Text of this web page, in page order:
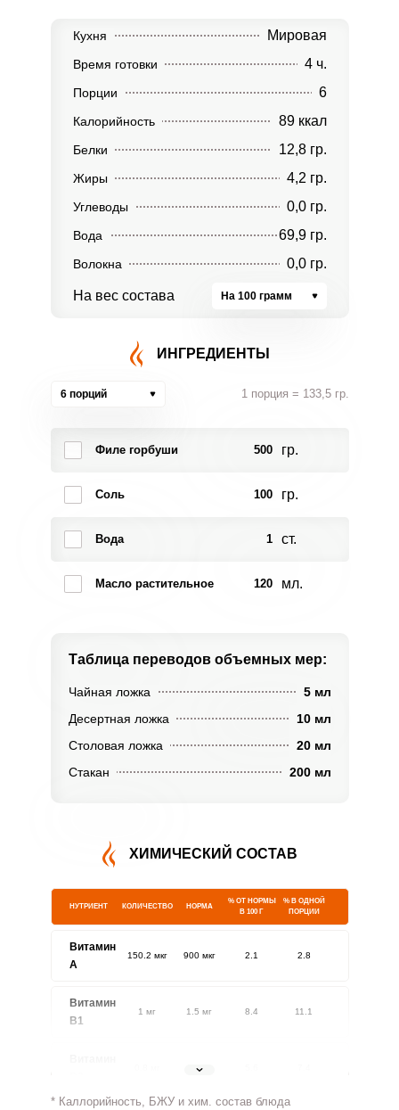
Кухня Мировая
Время готовки 4 ч.
Порции 6
Калорийность 89 ккал
Белки 12,8 гр.
Жиры 4,2 гр.
Углеводы 0,0 гр.
Вода 69,9 гр.
Волокна 0,0 гр.
На вес состава На 100 грамм
ИНГРЕДИЕНТЫ
6 порций 1 порция = 133,5 гр.
Филе горбуши 500 гр.
Соль 100 гр.
Вода 1 ст.
Масло растительное 120 мл.
Таблица переводов объемных мер:
Чайная ложка
5 мл
Десертная ложка
10 мл
Столовая ложка
20 мл
Стакан
200 мл
ХИМИЧЕСКИЙ СОСТАВ
НУТРИЕНТ КОЛИЧЕСТВО НОРМА
% ОТ НОРМЫ
В 100 Г
% В ОДНОЙ
ПОРЦИИ
Витамин
A
150.2 мкг 900 мкг 2.1 2.8
Витамин
В1
1 мг 1.5 мг 8.4 11.1
1.8 мг
* Каллорийность, БЖУ и хим. состав блюда